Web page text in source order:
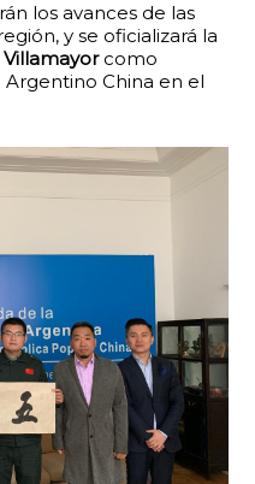
los avances de las
y se oficializará la
como
China en el